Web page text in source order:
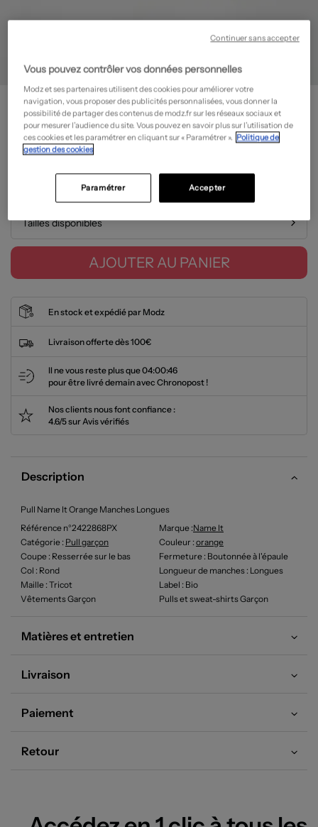
NAME IT
Pull - Stretch- Outlet
10,00€
Prix boutique : 24,99€
Guide des tailles
Tailles disponibles
AJOUTER AU PANIER
En stock et expédié par Modz
Livraison offerte dès 100€
Il ne vous reste plus que04:00:46
pour être livré demain avec Chronopost !
Nos clients nous font confiance :
4.6/5 sur Avis vérifiés
Description
Pull Name It Orange Manches Longues
Référence n°2422868PX
Marque :Name It
Catégorie : Pull garçon Couleur : orange
Coupe : Resserrée sur le bas Fermeture : Boutonnée à l'épaule
Col : Rond Longueur de manches : Longues
Maille : Tricot Label : Bio
Vêtements Garçon
Pulls et sweat-shirts Garçon
Matières et entretien
Livraison
Paiement
Retour
Vous pouvez contrôler vos données personnelles
Modz et ses partenaires utilisent des cookies pour améliorer votre
navigation, vous proposer des publicités personnalisées, vous donner la
possibilité de partager des contenus de modz.fr sur les réseaux sociaux et
pour mesurer l’audience du site. Vous pouvez en savoir plus sur l’utilisation de
ces cookies et les paramétrer en cliquant sur « Paramétrer ». Politique de
gestion des cookies
Accepter
Paramétrer
Continuer sans accepter